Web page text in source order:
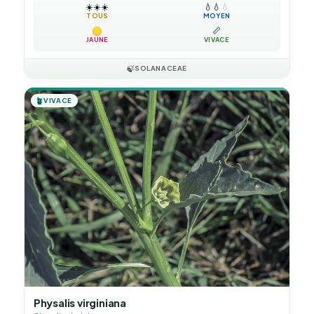
☀️☀️☀️
TOUS
💧 💧 💧
MOYEN
JAUNE
📏
VIVACE
🍃SOLANACEAE
🪴VIVACE
Physalis virginiana